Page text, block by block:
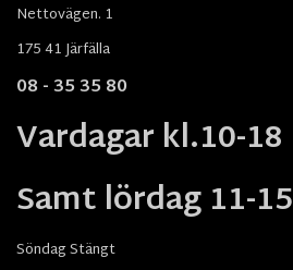
Nettovägen. 1
175 41 Järfälla
08 - 35 35 80
Vardagar kl.10-18
Samt lördag 11-15
Söndag Stängt